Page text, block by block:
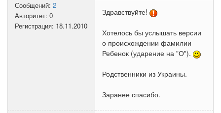
Сообщений: 2
Авторитет: 0
Регистрация: 18.11.2010
Здравствуйте!
Хотелось бы услышать версии
о происхождении фамилии
Ребенок (ударение на "О").
Родственники из Украины.
Заранее спасибо.